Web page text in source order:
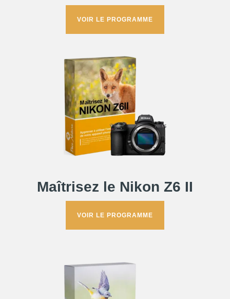
VOIR LE PROGRAMME
Maîtrisez le Nikon Z6 II
VOIR LE PROGRAMME